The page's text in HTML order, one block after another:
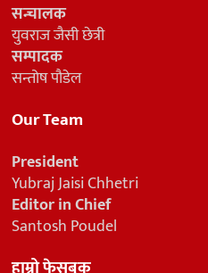
सन्चालक
युवराज जैसी छेत्री
सम्पादक
सन्तोष पौडेल
Our Team
President
Yubraj Jaisi Chhetri
Editor in Chief
Santosh Poudel